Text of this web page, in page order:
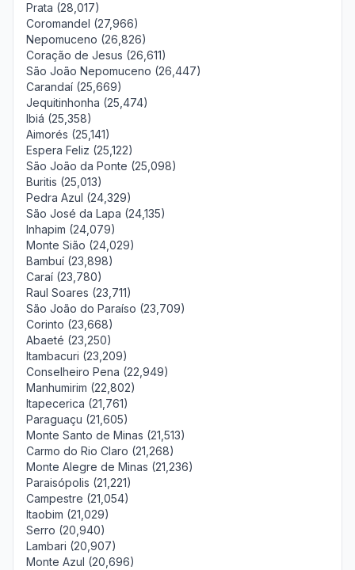
Prata (28,017)
Coromandel (27,966)
Nepomuceno (26,826)
Coração de Jesus (26,611)
São João Nepomuceno (26,447)
Carandaí (25,669)
Jequitinhonha (25,474)
Ibiá (25,358)
Aimorés (25,141)
Espera Feliz (25,122)
São João da Ponte (25,098)
Buritis (25,013)
Pedra Azul (24,329)
São José da Lapa (24,135)
Inhapim (24,079)
Monte Sião (24,029)
Bambuí (23,898)
Caraí (23,780)
Raul Soares (23,711)
São João do Paraíso (23,709)
Corinto (23,668)
Abaeté (23,250)
Itambacuri (23,209)
Conselheiro Pena (22,949)
Manhumirim (22,802)
Itapecerica (21,761)
Paraguaçu (21,605)
Monte Santo de Minas (21,513)
Carmo do Rio Claro (21,268)
Monte Alegre de Minas (21,236)
Paraisópolis (21,221)
Campestre (21,054)
Itaobim (21,029)
Serro (20,940)
Lambari (20,907)
Monte Azul (20,696)